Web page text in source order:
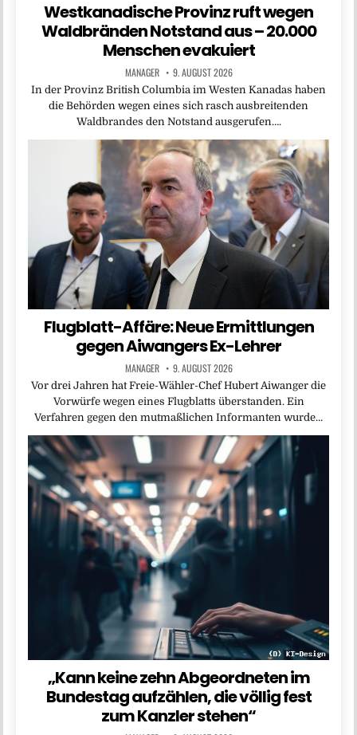
Westkanadische Provinz ruft wegen
Waldbränden Notstand aus – 20.000
Menschen evakuiert
MANAGER 9. AUGUST 2026
In der Provinz British Columbia im Westen Kanadas haben
die Behörden wegen eines sich rasch ausbreitenden
Waldbrandes den Notstand ausgerufen….
Flugblatt-Affäre: Neue Ermittlungen
gegen Aiwangers Ex-Lehrer
MANAGER 9. AUGUST 2026
Vor drei Jahren hat Freie-Wähler-Chef Hubert Aiwanger die
Vorwürfe wegen eines Flugblatts überstanden. Ein
Verfahren gegen den mutmaßlichen Informanten wurde…
„Kann keine zehn Abgeordneten im
Bundestag aufzählen, die völlig fest
zum Kanzler stehen“